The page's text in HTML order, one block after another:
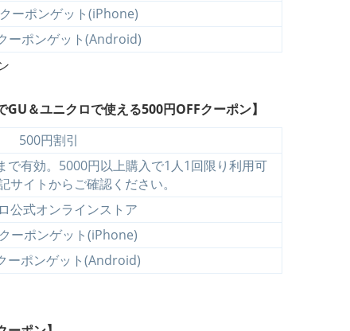
ーポンゲット(iPhone)
ーポンゲット(Android)
＆ユニクロで使える500円OFFクーポン】
500円割引
で有効。5000円以上購入で1人1回限り利用可
サイトからご確認ください。
公式オンラインストア
ーポンゲット(iPhone)
ーポンゲット(Android)